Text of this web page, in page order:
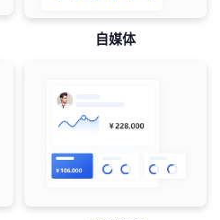
自媒体